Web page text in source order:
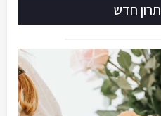
חדש